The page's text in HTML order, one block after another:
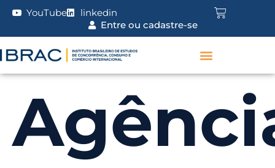
YouTube
linkedin
Entre ou cadastre-se